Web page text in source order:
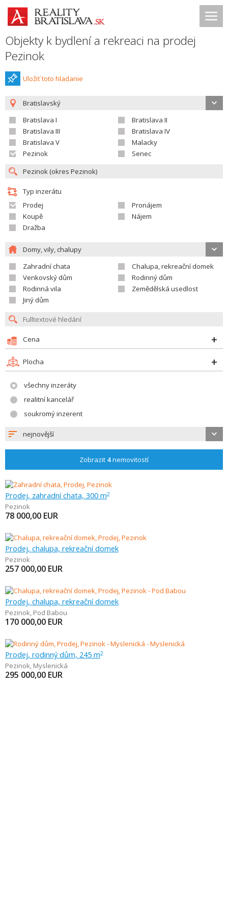
Objekty k bydlení a rekreaci na prodej
Pezinok
Uložiť toto hladanie
Bratislavský
Bratislava I
Bratislava II
Bratislava III
Bratislava IV
Bratislava V
Malacky
Pezinok
Senec
Typ inzerátu
Prodej
Pronájem
Koupě
Nájem
Dražba
Domy, vily, chalupy
Zahradní chata
Chalupa, rekreační domek
Venkovský dům
Rodinný dům
Rodinná vila
Zemědělská usedlost
Jiný dům
Cena
Plocha
všechny inzeráty
realitní kancelář
soukromý inzerent
nejnovější
Zobrazit 4nemovitostí
Prodej, zahradní chata, 300 m2
Pezinok
78 000,00 EUR
Prodej, chalupa, rekreační domek
Pezinok
257 000,00 EUR
Prodej, chalupa, rekreační domek
Pezinok, Pod Babou
170 000,00 EUR
Prodej, rodinný dům, 245 m2
Pezinok, Myslenická
295 000,00 EUR